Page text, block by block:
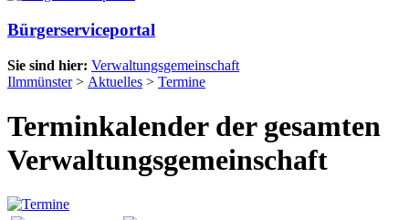
Bürgerserviceportal
Sie sind hier: Verwaltungsgemeinschaft
Ilmmünster> Aktuelles > Termine
Terminkalender der gesamten
Verwaltungsgemeinschaft